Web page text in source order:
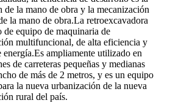
de la mano de obra y la mecanización
la mano de obra.La retroexcavadora
de equipo de maquinaria de
multifuncional, de alta eficiencia y
energía.Es ampliamente utilizado en
de carreteras pequeñas y medianas
de más de 2 metros, y es un equipo
la nueva urbanización de la nueva
rural del país.